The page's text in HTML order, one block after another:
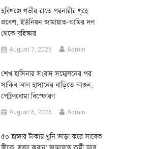
হবিগঞ্জে গভীর রাতে পরনারীর গৃহে
প্রবেশ, ইউনিয়ন জামায়াত-আমির দল
থেকে বহিস্কার
August 7, 2026 Admin
শেখ হাসিনার সংবাদ সম্মেলনের পর
সাকিব আল হাসানের বাড়িতে আগুন,
পেট্রলবোমা বিস্ফোরণ
August 6, 2026 Admin
৫০ হাজার টাকায় খুনি ভাড়া করে সাবেক